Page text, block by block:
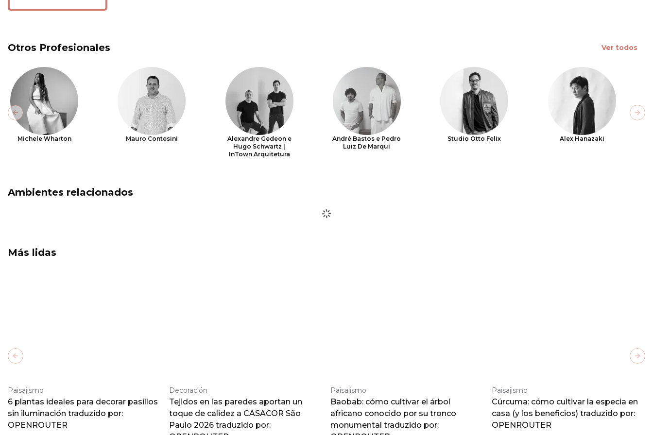
Otros Profesionales Ver todos
Michele Wharton Mauro Contesini
Alexandre Gedeon e
Hugo Schwartz |
InTown Arquitetura
André Bastos e Pedro
Luiz De Marqui
Studio Otto Felix Alex Hanazaki
Previous slide
Ambientes relacionados
Más lidas
Paisajismo
6 plantas ideales para decorar pasillos
sin iluminación traduzido por:
OPENROUTER
Decoración
Tejidos en las paredes aportan un
toque de calidez a CASACOR São
Paulo 2026 traduzido por:
Paisajismo
Baobab: cómo cultivar el árbol
africano conocido por su tronco
monumental traduzido por:
Paisajismo
Cúrcuma: cómo cultivar la especia en
casa (y los beneficios) traduzido por:
OPENROUTER
Previous slide